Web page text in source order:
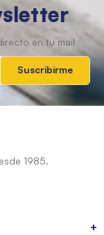
Suscribirme
1985.
+